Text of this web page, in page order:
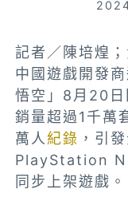
記者／陳培煌
中國遊戲開發
悟空」8月20日
銷量超過1千萬
萬人紀錄 ，引
PlayStation
同步上架遊戲。